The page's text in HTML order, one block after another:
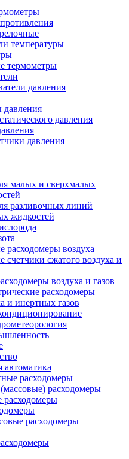
температуры
термометры
давления
давления
давления
давления
малых и сверхмалых
разливочных линий
жидкостей
воздуха
сжатого воздуха и
воздуха и газов
расходомеры
и инертных газов
расходомеры
расходомеры
расходомеры
расходомеры